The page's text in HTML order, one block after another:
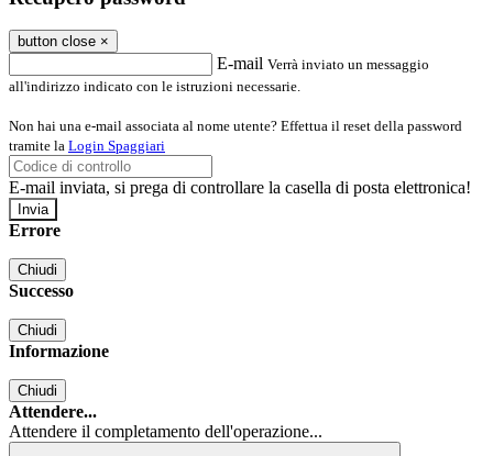
button close ×
E-mail Verrà inviato un messaggio
all'indirizzo indicato con le istruzioni necessarie.
Non hai una e-mail associata al nome utente? Effettua il reset della password
tramite la Login Spaggiari
E-mail inviata, si prega di controllare la casella di posta elettronica!
Errore
Chiudi
Successo
Chiudi
Informazione
Chiudi
Attendere...
Attendere il completamento dell'operazione...